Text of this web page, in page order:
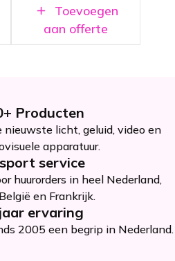
Toevoegen
aan offerte
Producten
nieuwste licht, geluid, video en
apparatuur.
service
huurorders in heel Nederland,
en Frankrijk.
ervaring
2005 een begrip in Nederland.